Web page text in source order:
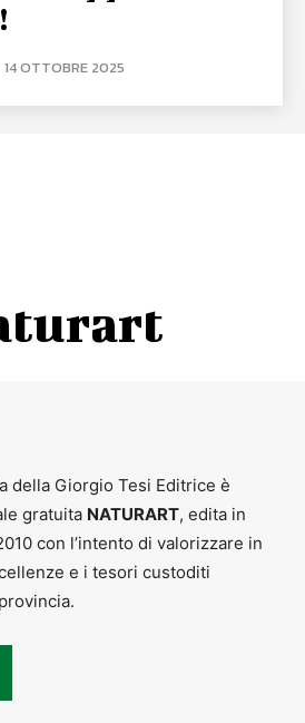
14 OTTOBRE 2025
della Giorgio Tesi Editrice è
gratuita NATURART, edita in
con l’intento di valorizzare in
e i tesori custoditi